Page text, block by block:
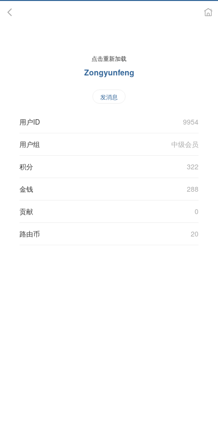
点击重新加载
Zongyunfeng
发消息
用户ID 9954
用户组 中级会员
积分 322
金钱 288
贡献 0
路由币 20